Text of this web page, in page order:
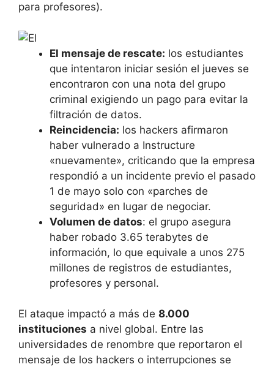
para profesores).
El mensaje de rescate: los estudiantes
que intentaron iniciar sesión el jueves se
encontraron con una nota del grupo
criminal exigiendo un pago para evitar la
filtración de datos.
Reincidencia: los hackers afirmaron
haber vulnerado a Instructure
«nuevamente», criticando que la empresa
respondió a un incidente previo el pasado
1 de mayo solo con «parches de
seguridad» en lugar de negociar.
Volumen de datos: el grupo asegura
haber robado 3.65 terabytes de
información, lo que equivale a unos 275
millones de registros de estudiantes,
profesores y personal.
El ataque impactó a más de 8.000
instituciones a nivel global. Entre las
universidades de renombre que reportaron el
mensaje de los hackers o interrupciones se